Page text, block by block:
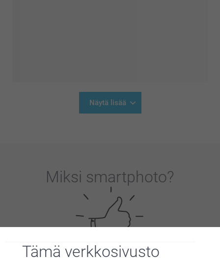
Tämä verkkosivusto
Näytä lisää
Miksi smartphoto?